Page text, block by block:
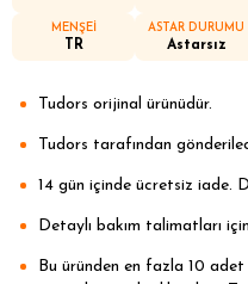
MENŞEİ
TR
ASTAR DURUMU
Astarsız
Tudors orijinal ürünüdür.
Tudors tarafından
14 gün içinde ücretsiz iade.
Detaylı bakım talimatları
Bu üründen en fazla 10